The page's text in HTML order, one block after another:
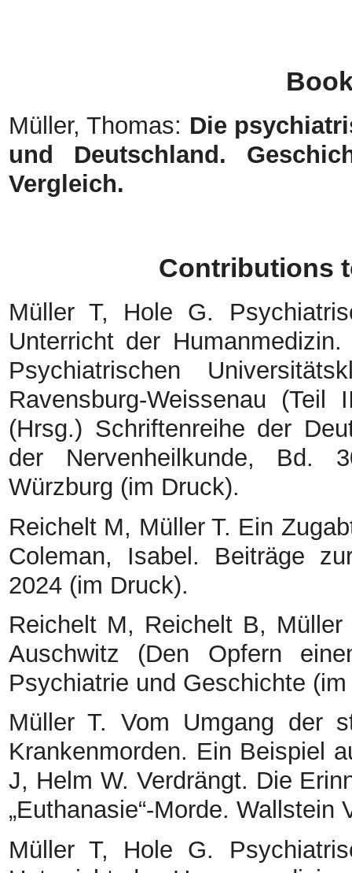
Müller, Thomas: Die
und Deutschland.
Vergleich.
Contributions
Müller T, Hole G.
Unterricht der
Psychiatrischen
Ravensburg-Weissenau
(Hrsg.) Schriftenreihe der
der Nervenheilkunde, Bd.
Würzburg (im Druck).
Reichelt M, Müller T. Ein
Coleman, Isabel. Beiträge
2024 (im Druck).
Reichelt M, Reichelt B,
Auschwitz (Den Opfern
Psychiatrie und Geschichte
Müller T. Vom Umgang der
Krankenmorden. Ein Beispiel
J, Helm W. Verdrängt. Die
„Euthanasie“-Morde.
Müller T, Hole G.